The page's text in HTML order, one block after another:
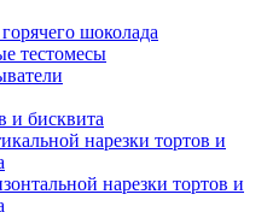
шоколада
тестомесы
и бисквита
нарезки тортов и
нарезки тортов и